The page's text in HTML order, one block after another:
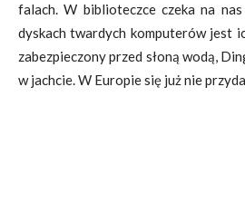
falach. W biblioteczce czeka na
dyskach twardych komputerów jest
zabezpieczony przed słoną wodą,
w jachcie. W Europie się już nie